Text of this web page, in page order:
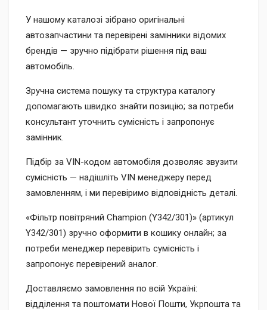
У нашому каталозі зібрано оригінальні
автозапчастини та перевірені замінники відомих
брендів — зручно підібрати рішення під ваш
автомобіль.
Зручна система пошуку та структура каталогу
допомагають швидко знайти позицію; за потреби
консультант уточнить сумісність і запропонує
замінник.
Підбір за VIN-кодом автомобіля дозволяє звузити
сумісність — надішліть VIN менеджеру перед
замовленням, і ми перевіримо відповідність деталі.
«Фільтр повітряний Champion (Y342/301)» (артикул
Y342/301) зручно оформити в кошику онлайн; за
потреби менеджер перевірить сумісність і
запропонує перевірений аналог.
Доставляємо замовлення по всій Україні:
відділення та поштомати Нової Пошти, Укрпошта та